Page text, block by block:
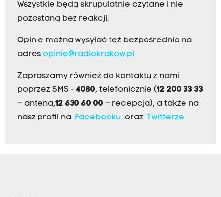
Wszystkie będą skrupulatnie czytane i nie
pozostaną bez reakcji.
Opinie można wysyłać też bezpośrednio na
adres opinie@radiokrakow.pl
Zapraszamy również do kontaktu z nami
poprzez SMS - 4080, telefonicznie (12 200 33 33
– antena,12 630 60 00 – recepcja), a także na
nasz profil na
Facebookuoraz Twitterze